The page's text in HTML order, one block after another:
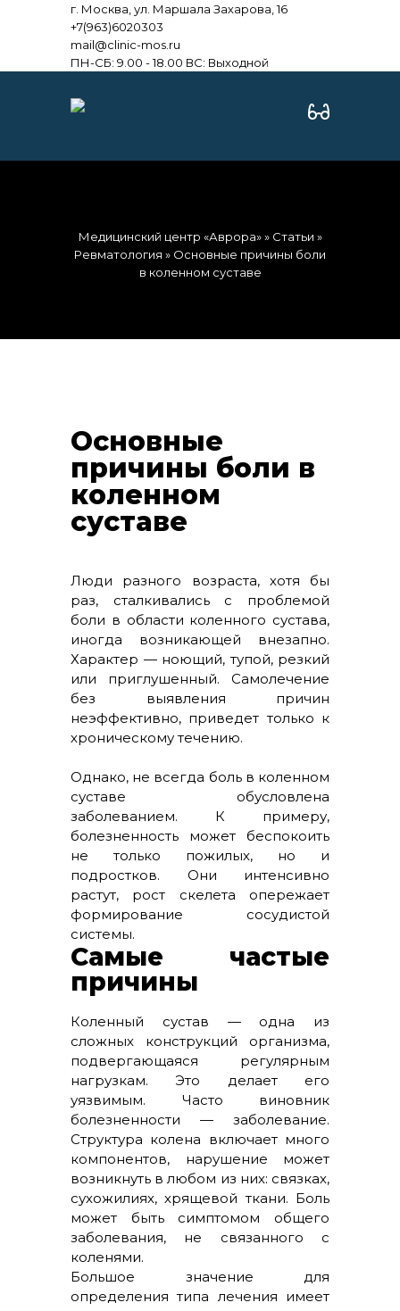
г. Москва, ул. Маршала Захарова, 16
+7(963)6020303
mail@clinic-mos.ru
ПН-СБ: 9.00 - 18.00 ВС: Выходной
Медицинский центр «Аврора»» Статьи »
Ревматология » Основные причины боли
в коленном суставе
Основные
причины боли в
коленном
суставе
Люди разного возраста, хотя бы
раз, сталкивались с проблемой
боли в области коленного сустава,
иногда возникающей внезапно.
Характер — ноющий, тупой, резкий
или приглушенный. Самолечение
без выявления причин
неэффективно, приведет только к
хроническому течению.
Однако, не всегда боль в коленном
суставе обусловлена
заболеванием. К примеру,
болезненность может беспокоить
не только пожилых, но и
подростков. Они интенсивно
растут, рост скелета опережает
формирование сосудистой
системы.
Самые частые
причины
Коленный сустав — одна из
сложных конструкций организма,
подвергающаяся регулярным
нагрузкам. Это делает его
уязвимым. Часто виновник
болезненности — заболевание.
Структура колена включает много
компонентов, нарушение может
возникнуть в любом из них: связках,
сухожилиях, хрящевой ткани. Боль
может быть симптомом общего
заболевания, не связанного с
коленями.
Большое значение для
определения типа лечения имеет